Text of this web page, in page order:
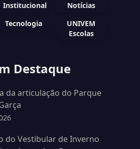
Institucional
Notícias
Tecnologia
UNIVEM
Escolas
Destaque
da articulação do Parque
do Vestibular de Inverno